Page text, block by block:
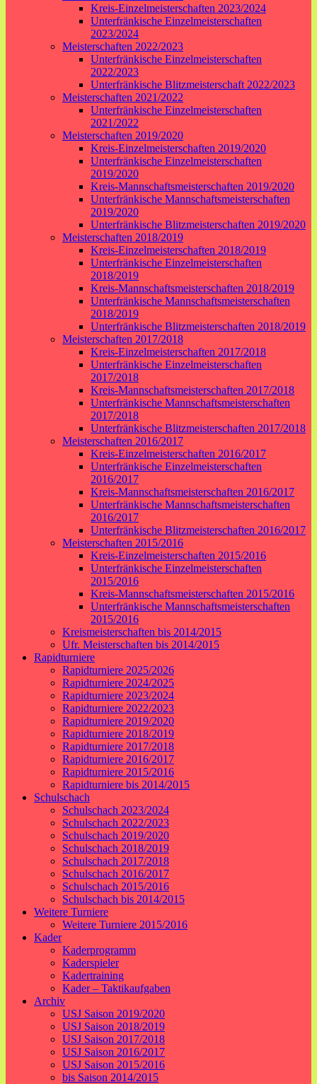
Kreis-Einzelmeisterschaften 2023/2024
Unterfränkische Einzelmeisterschaften
2023/2024
Meisterschaften 2022/2023
Unterfränkische Einzelmeisterschaften
2022/2023
Unterfränkische Blitzmeisterschaft 2022/2023
Meisterschaften 2021/2022
Unterfränkische Einzelmeisterschaften
2021/2022
Meisterschaften 2019/2020
Kreis-Einzelmeisterschaften 2019/2020
Unterfränkische Einzelmeisterschaften
2019/2020
Kreis-Mannschaftsmeisterschaften 2019/2020
Unterfränkische Mannschaftsmeisterschaften
2019/2020
Unterfränkische Blitzmeisterschaften 2019/2020
Meisterschaften 2018/2019
Kreis-Einzelmeisterschaften 2018/2019
Unterfränkische Einzelmeisterschaften
2018/2019
Kreis-Mannschaftsmeisterschaften 2018/2019
Unterfränkische Mannschaftsmeisterschaften
2018/2019
Unterfränkische Blitzmeisterschaften 2018/2019
Meisterschaften 2017/2018
Kreis-Einzelmeisterschaften 2017/2018
Unterfränkische Einzelmeisterschaften
2017/2018
Kreis-Mannschaftsmeisterschaften 2017/2018
Unterfränkische Mannschaftsmeisterschaften
2017/2018
Unterfränkische Blitzmeisterschaften 2017/2018
Meisterschaften 2016/2017
Kreis-Einzelmeisterschaften 2016/2017
Unterfränkische Einzelmeisterschaften
2016/2017
Kreis-Mannschaftsmeisterschaften 2016/2017
Unterfränkische Mannschaftsmeisterschaften
2016/2017
Unterfränkische Blitzmeisterschaften 2016/2017
Meisterschaften 2015/2016
Kreis-Einzelmeisterschaften 2015/2016
Unterfränkische Einzelmeisterschaften
2015/2016
Kreis-Mannschaftsmeisterschaften 2015/2016
Unterfränkische Mannschaftsmeisterschaften
2015/2016
Kreismeisterschaften bis 2014/2015
Ufr. Meisterschaften bis 2014/2015
Rapidturniere
Rapidturniere 2025/2026
Rapidturniere 2024/2025
Rapidturniere 2023/2024
Rapidturniere 2022/2023
Rapidturniere 2019/2020
Rapidturniere 2018/2019
Rapidturniere 2017/2018
Rapidturniere 2016/2017
Rapidturniere 2015/2016
Rapidturniere bis 2014/2015
Schulschach
Schulschach 2023/2024
Schulschach 2022/2023
Schulschach 2019/2020
Schulschach 2018/2019
Schulschach 2017/2018
Schulschach 2016/2017
Schulschach 2015/2016
Schulschach bis 2014/2015
Weitere Turniere
Weitere Turniere 2015/2016
Kader
Kaderprogramm
Kaderspieler
Kadertraining
Kader – Taktikaufgaben
Archiv
USJ Saison 2019/2020
USJ Saison 2018/2019
USJ Saison 2017/2018
USJ Saison 2016/2017
USJ Saison 2015/2016
bis Saison 2014/2015